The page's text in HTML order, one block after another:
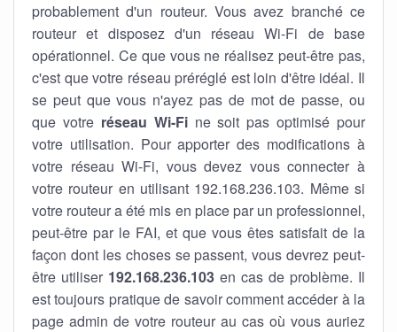
probablement d'un routeur. Vous avez branché ce
routeur et disposez d'un réseau Wi-Fi de base
opérationnel. Ce que vous ne réalisez peut-être pas,
c'est que votre réseau préréglé est loin d'être idéal. Il
se peut que vous n'ayez pas de mot de passe, ou
que votre réseau Wi-Fine soit pas optimisé pour
votre utilisation. Pour apporter des modifications à
votre réseau Wi-Fi, vous devez vous connecter à
votre routeur en utilisant 192.168.236.103. Même si
votre routeur a été mis en place par un professionnel,
peut-être par le FAI, et que vous êtes satisfait de la
façon dont les choses se passent, vous devrez peut-
être utiliser 192.168.236.103 en cas de problème. Il
est toujours pratique de savoir comment accéder à la
page admin de votre routeur au cas où vous auriez